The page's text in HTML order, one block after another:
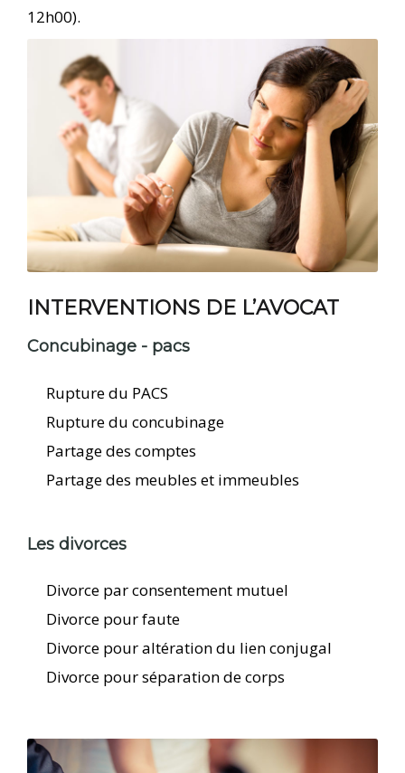
12h00).
INTERVENTIONS DE L’AVOCAT
Concubinage - pacs
Rupture du PACS
Rupture du concubinage
Partage des comptes
Partage des meubles et immeubles
Les divorces
Divorce par consentement mutuel
Divorce pour faute
Divorce pour altération du lien conjugal
Divorce pour séparation de corps